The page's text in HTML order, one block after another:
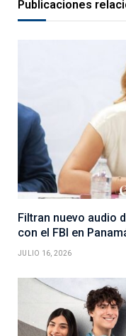
Publicaciones
Filtran nuevo audio
con el FBI en
JULIO 16, 2026